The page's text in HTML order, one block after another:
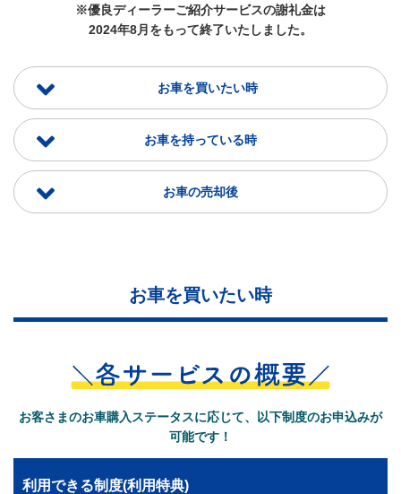
※優良ディーラーご紹介サービスの謝礼金は
2024年8月をもって終了いたしました。
お車を買いたい時
お車を持っている時
お車の売却後
お車を買いたい時
お客さまのお車購入ステータスに応じて、以下制度のお申込みが
可能です！
利用できる制度(利用特典)